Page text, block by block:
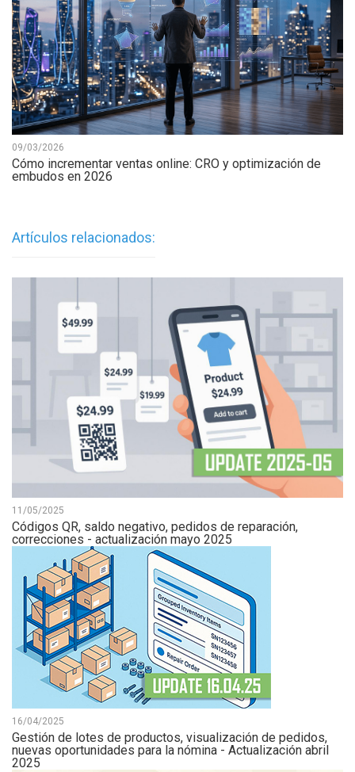
09/03/2026
Cómo incrementar ventas online: CRO y optimización de
embudos en 2026
Artículos relacionados:
11/05/2025
Códigos QR, saldo negativo, pedidos de reparación,
correcciones - actualización mayo 2025
16/04/2025
Gestión de lotes de productos, visualización de pedidos,
nuevas oportunidades para la nómina - Actualización abril
2025